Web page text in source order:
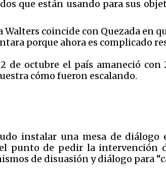
que están usando para sus
coincide con Quezada en
porque ahora es complicado
de octubre el país amaneció
cómo fueron escalando.
instalar una mesa de
punto de pedir la intervención
de disuasión y diálogo para